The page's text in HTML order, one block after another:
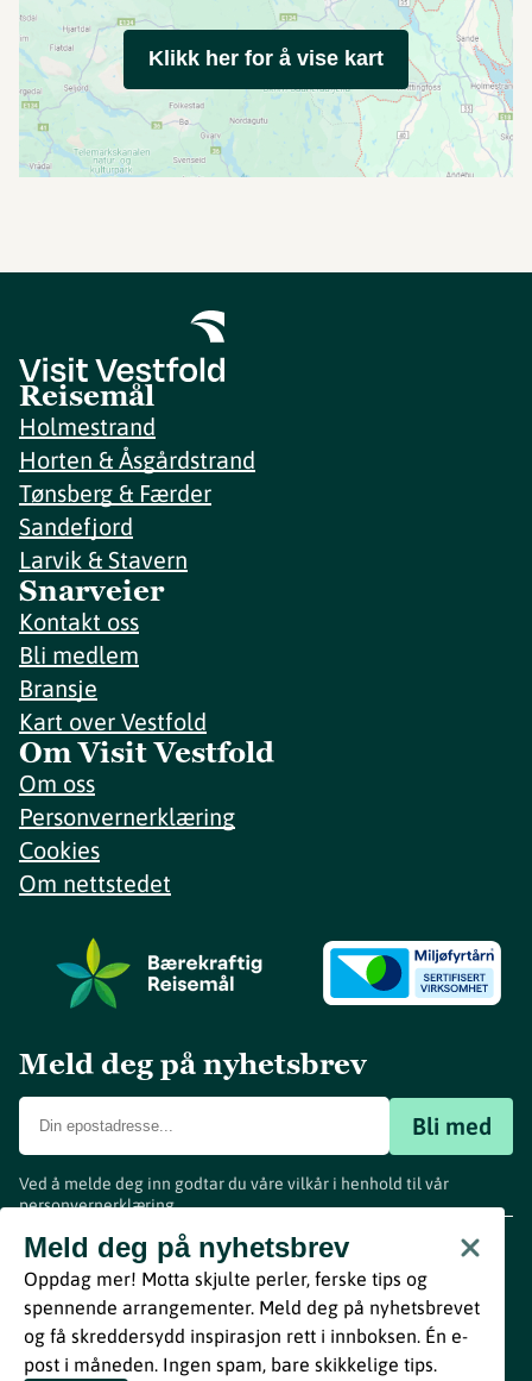
Klikk her for å vise kart
Reisemål
Holmestrand
Horten & Åsgårdstrand
Tønsberg & Færder
Sandefjord
Larvik & Stavern
Snarveier
Kontakt oss
Bli medlem
Bransje
Kart over Vestfold
Om Visit Vestfold
Om oss
Personvernerklæring
Cookies
Om nettstedet
Meld deg på nyhetsbrev
Bli med
Ved å melde deg inn godtar du våre vilkår i henhold til vår
personvernerklæring.
Meld deg på nyhetsbrev
Oppdag mer! Motta skjulte perler, ferske tips og
spennende arrangementer. Meld deg på nyhetsbrevet
og få skreddersydd inspirasjon rett i innboksen. Én e-
post i måneden. Ingen spam, bare skikkelige tips.
www.visitvestfold.com
Turistinformasjon
Vestfold Fylkeskommune
ByBreakfast